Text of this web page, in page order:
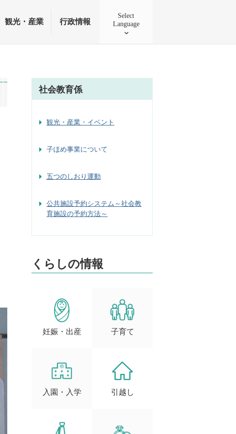
観光・産業 行政情報
Select
Language
社会教育係
観光・産業・イベント
子ほめ事業について
五つのしおり運動
公共施設予約システム～社会教
育施設の予約方法～
くらしの情報
妊娠・出産 子育て
入園・入学 引越し